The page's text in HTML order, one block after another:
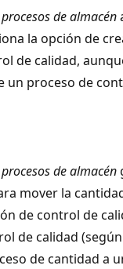
de almacén
la opción de
de calidad,
un proceso de
de almacén
mover la
de control de
de calidad
de cantidad a